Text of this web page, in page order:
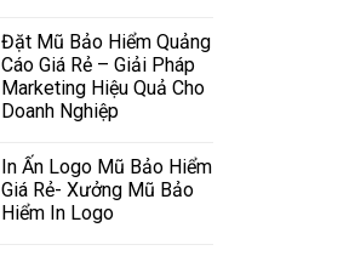
Đặt Mũ Bảo Hiểm Quảng
Cáo Giá Rẻ – Giải Pháp
Marketing Hiệu Quả Cho
Doanh Nghiệp
In Ấn Logo Mũ Bảo Hiểm
Giá Rẻ- Xưởng Mũ Bảo
Hiểm In Logo